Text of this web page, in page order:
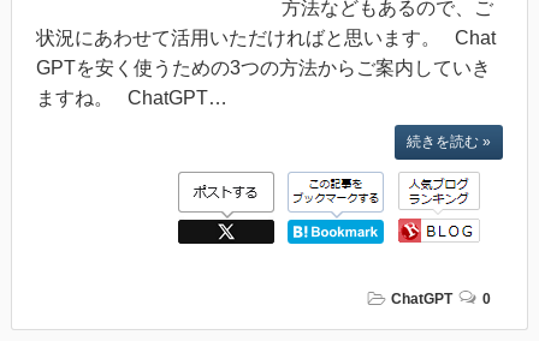
方法などもあるので、ご
状況にあわせて活用いただければと思います。 Chat
GPTを安く使うための3つの方法からご案内していき
ますね。 ChatGPT…
続きを読む »
ChatGPT 0